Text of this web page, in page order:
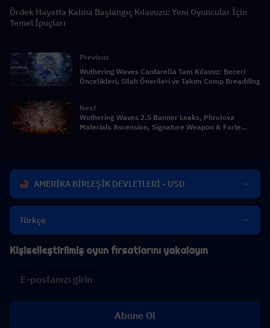
Ördek Hayatta Kalma Başlangıç Kılavuzu: Yeni Oyuncular İçin
Temel İpuçları
Previous
Wuthering Waves Cantarella Tam Kılavuz: Beceri
Öncelikleri, Silah Önerileri ve Takım Comp Breadding
Next
Wuthering Waves 2.5 Banner Leaks, Phrolova
Materials Ascension, Signature Weapon & Forte
AMERİKA BİRLEŞİK DEVLETLERİ - USD
Türkçe
Kişiselleştirilmiş oyun fırsatlarını yakalayın
Abone Ol